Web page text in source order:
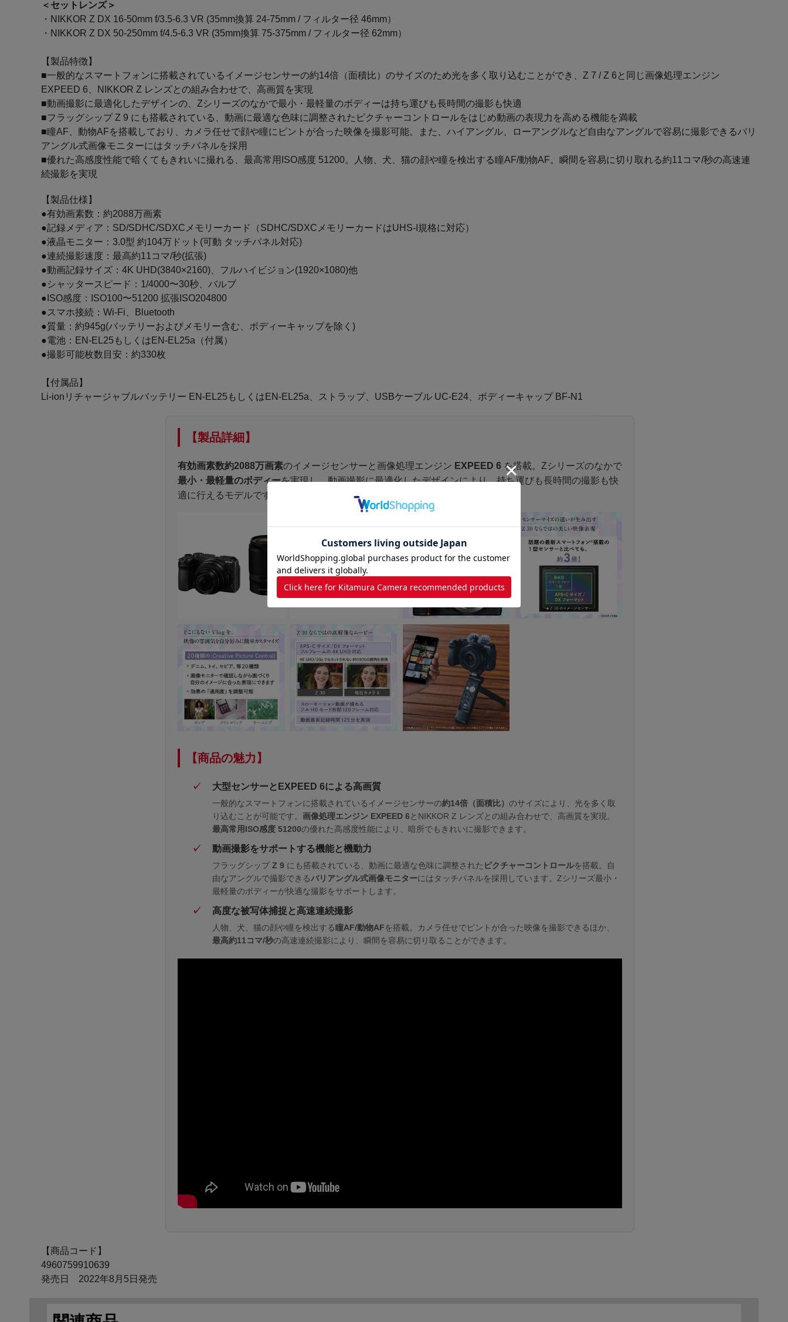
＜セットレンズ＞
・NIKKOR Z DX 16-50mm f/3.5-6.3 VR (35mm換算 24-75mm / フィルター径 46mm）
・NIKKOR Z DX 50-250mm f/4.5-6.3 VR (35mm換算 75-375mm / フィルター径 62mm）
【製品特徴】
■一般的なスマートフォンに搭載されているイメージセンサーの約14倍（面積比）のサイズのため光を多く取り込むことができ、Z 7 / Z 6と同じ画像処理エンジン
EXPEED 6、NIKKOR Z レンズとの組み合わせで、高画質を実現
■動画撮影に最適化したデザインの、Zシリーズのなかで最小・最軽量のボディーは持ち運びも長時間の撮影も快適
■フラッグシップ Z 9 にも搭載されている、動画に最適な色味に調整されたピクチャーコントロールをはじめ動画の表現力を高める機能を満載
■瞳AF、動物AFを搭載しており、カメラ任せで顔や瞳にピントが合った映像を撮影可能。また、ハイアングル、ローアングルなど自由なアングルで容易に撮影できるバリ
アングル式画像モニターにはタッチパネルを採用
■優れた高感度性能で暗くてもきれいに撮れる、最高常用ISO感度 51200。人物、犬、猫の顔や瞳を検出する瞳AF/動物AF。瞬間を容易に切り取れる約11コマ/秒の高速連
続撮影を実現
【製品仕様】
●有効画素数：約2088万画素
●記録メディア：SD/SDHC/SDXCメモリーカード（SDHC/SDXCメモリーカードはUHS-I規格に対応）
●液晶モニター：3.0型 約104万ドット(可動 タッチパネル対応)
●連続撮影速度：最高約11コマ/秒(拡張)
●動画記録サイズ：4K UHD(3840×2160)、フルハイビジョン(1920×1080)他
●シャッタースピード：1/4000〜30秒、バルブ
●ISO感度：ISO100〜51200 拡張ISO204800
●スマホ接続：Wi-Fi、Bluetooth
●質量：約945g(バッテリーおよびメモリー含む、ボディーキャップを除く)
●電池：EN-EL25もしくはEN-EL25a（付属）
●撮影可能枚数目安：約330枚
【付属品】
Li-ionリチャージャブルバッテリー EN-EL25もしくはEN-EL25a、ストラップ、USBケーブル UC-E24、ボディーキャップ BF-N1
【製品詳細】
有効画素数約2088万画素のイメージセンサーと画像処理エンジン EXPEED 6 を搭載。Zシリーズのなかで
最小・最軽量のボディーを実現し、動画撮影に最適化したデザインにより、持ち運びも長時間の撮影も快
適に行えるモデルです。
【商品の魅力】
大型センサーとEXPEED 6による高画質
一般的なスマートフォンに搭載されているイメージセンサーの約14倍（面積比） のサイズにより、光を多く取
り込むことが可能です。 画像処理エンジン EXPEED 6とNIKKOR Z レンズとの組み合わせで、高画質を実現。
最高常用ISO感度 51200の優れた高感度性能により、暗所でもきれいに撮影できます。
動画撮影をサポートする機能と機動力
フラッグシップZ 9 にも搭載されている、動画に最適な色味に調整された ピクチャーコントロールを搭載。自
由なアングルで撮影できるバリアングル式画像モニターにはタッチパネルを採用しています。Zシリーズ最小・
最軽量のボディーが快適な撮影をサポートします。
高度な被写体捕捉と高速連続撮影
人物、犬、猫の顔や瞳を検出する瞳AF/動物AFを搭載。カメラ任せでピントが合った映像を撮影できるほか、
最高約11コマ/秒の高速連続撮影により、瞬間を容易に切り取ることができます。
【商品コード】
4960759910639
発売日 2022年8月5日発売